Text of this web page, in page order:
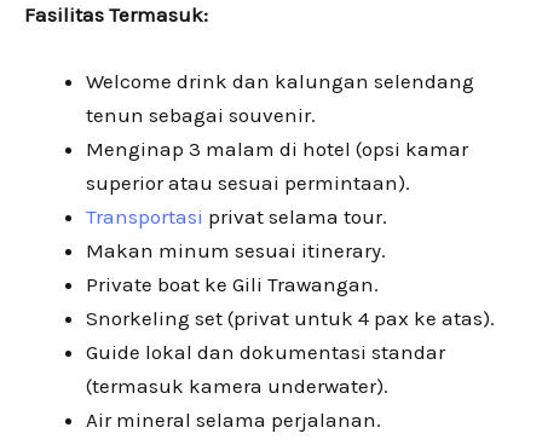
Fasilitas Termasuk:
Welcome drink dan kalungan selendang
tenun sebagai souvenir.
Menginap 3 malam di hotel (opsi kamar
superior atau sesuai permintaan).
Transportasi privat selama tour.
Makan minum sesuai itinerary.
Private boat ke Gili Trawangan.
Snorkeling set (privat untuk 4 pax ke atas).
Guide lokal dan dokumentasi standar
(termasuk kamera underwater).
Air mineral selama perjalanan.